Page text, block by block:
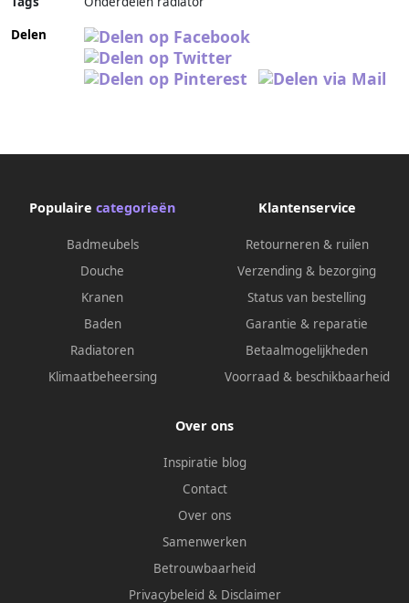
Delen
Populaire categorieën
Badmeubels
Douche
Kranen
Baden
Radiatoren
Klimaatbeheersing
Klantenservice
Retourneren & ruilen
Verzending & bezorging
Status van bestelling
Garantie & reparatie
Betaalmogelijkheden
Voorraad & beschikbaarheid
Over ons
Inspiratie blog
Contact
Over ons
Samenwerken
Betrouwbaarheid
Privacybeleid & Disclaimer